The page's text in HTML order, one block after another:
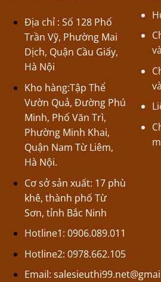
Địa chỉ : Số 128 Phố
Trần Vỹ, Phường Mai
Dịch, Quận Cầu Giấy,
Hà Nội
Kho hàng:Tập Thể
Vườn Quả, Đường Phú
Minh, Phố Văn Trì,
Phường Minh Khai,
Quận Nam Từ Liêm,
Hà Nội.
Cơ sở sản xuất: 17 phù
khê, thành phố Từ
Sơn, tỉnh Bắc Ninh
Hotline1: 0906.089.011
Hotline2: 0978.662.105
Email: